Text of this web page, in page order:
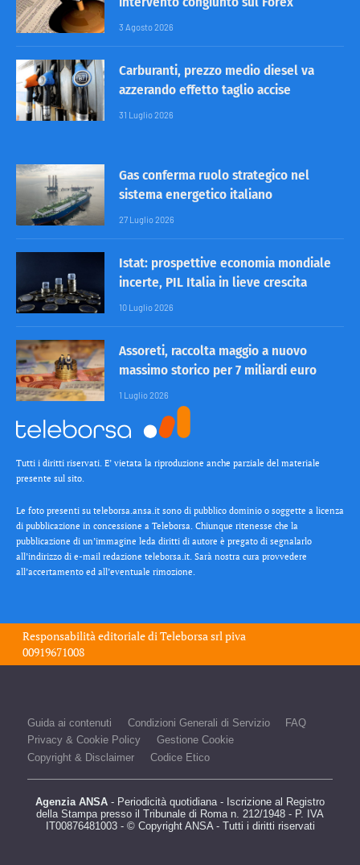
3 Agosto 2026
Carburanti, prezzo medio diesel va
azzerando effetto taglio accise
31 Luglio 2026
Gas conferma ruolo strategico nel
sistema energetico italiano
27 Luglio 2026
Istat: prospettive economia mondiale
incerte, PIL Italia in lieve crescita
10 Luglio 2026
Assoreti, raccolta maggio a nuovo
massimo storico per 7 miliardi euro
1 Luglio 2026
Tutti i diritti riservati. E’ vietata la riproduzione anche parziale del materiale
presente sul sito.
Le foto presenti su teleborsa.ansa.it sono di pubblico dominio o soggette a licenza
di pubblicazione in concessione a Teleborsa. Chiunque ritenesse che la
pubblicazione di un’immagine leda diritti di autore è pregato di segnalarlo
all’indirizzo di e-mail redazione teleborsa.it. Sarà nostra cura provvedere
all’accertamento ed all’eventuale rimozione.
Responsabilità editoriale diTeleborsa srlpiva
00919671008
Guida ai contenuti Condizioni Generali di Servizio
FAQ
Privacy & Cookie Policy
Gestione Cookie
Copyright & Disclaimer
Codice Etico
Agenzia ANSA - Periodicità quotidiana - Iscrizione al Registro
della Stampa presso il Tribunale di Roma n. 212/1948 - P. IVA
IT00876481003 - © Copyright ANSA - Tutti i diritti riservati